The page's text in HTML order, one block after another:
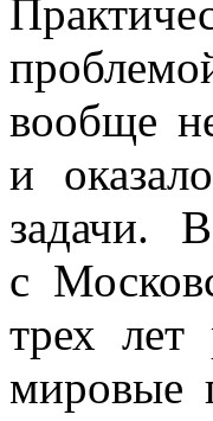
вообще
и
задачи.
с
трех
мировые